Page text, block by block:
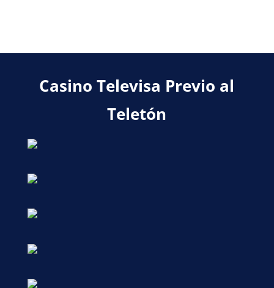
Casino Televisa Previo al
Teletón